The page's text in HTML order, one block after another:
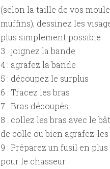
(selon la taille de vos
muffins), dessinez les
plus simplement possible
3 : joignez la bande
4 : agrafez la bande
5 : découpez le surplus
6 : Tracez les bras
7 : Bras découpés
8 : collez les bras avec le
de colle ou bien agrafez-les
9 : Préparez un fusil en plus
pour le chasseur